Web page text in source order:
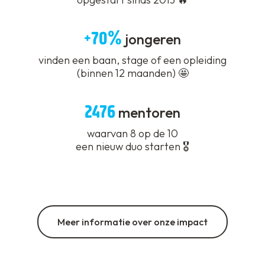
+70% jongeren
vinden een baan, stage of een opleiding
(binnen 12 maanden) 🤩
2476 mentoren
waarvan 8 op de 10
een nieuw duo starten 🎖️
Meer informatie over onze impact